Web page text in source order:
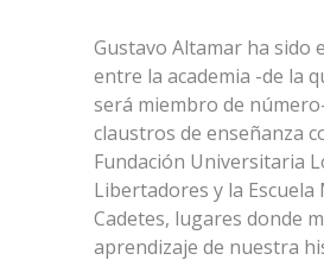
Gustavo Altamar ha sido
entre la academia -de la
será miembro de
claustros de enseñanza
Fundación Universitaria
Libertadores y la Escuela
Cadetes, lugares donde
aprendizaje de nuestra